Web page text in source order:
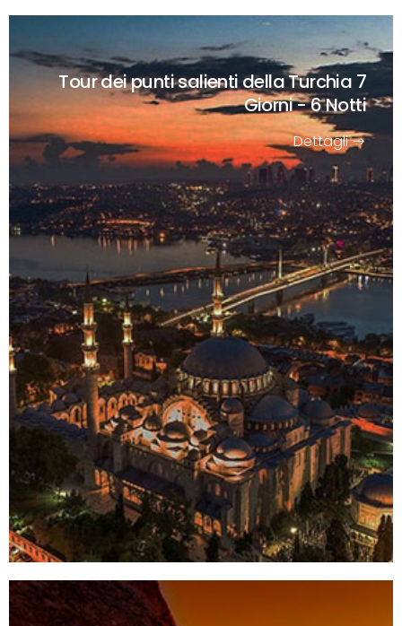
Tour dei punti salienti della Turchia 7
Giorni - 6 Notti
Dettagli